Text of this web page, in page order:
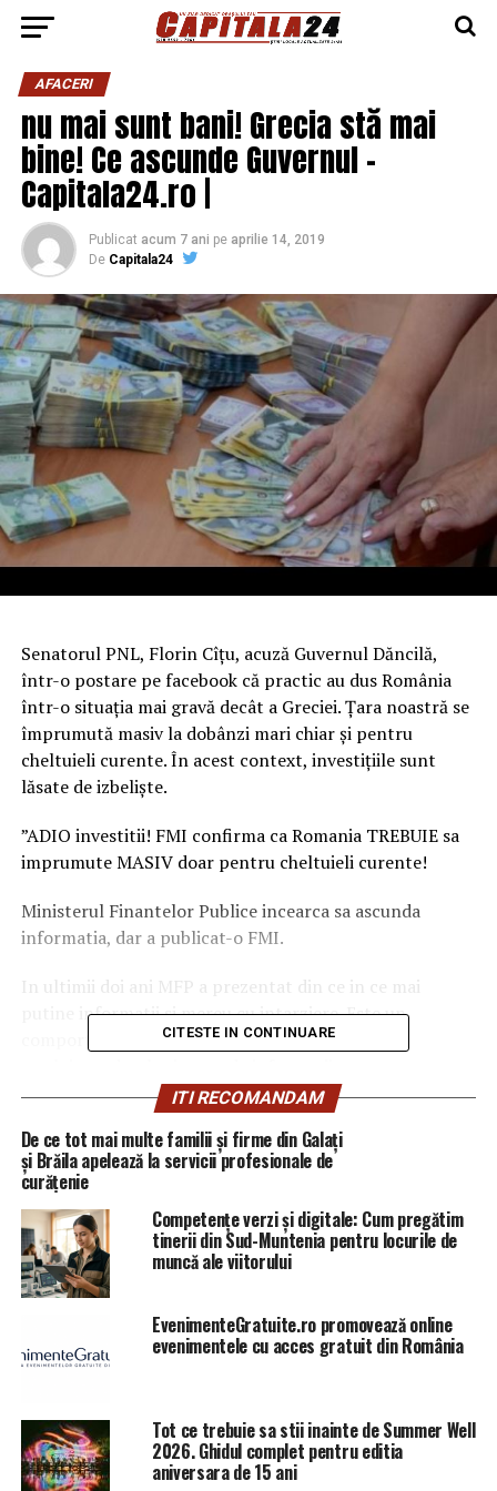
AFACERI
nu mai sunt bani! Grecia stă mai
bine! Ce ascunde Guvernul –
Capitala24.ro |
Publicat acum 7 ani pe aprilie 14, 2019
De Capitala24
Senatorul PNL, Florin Cîțu, acuză Guvernul Dăncilă,
într-o postare pe facebook că practic au dus România
într-o situația mai gravă decât a Greciei. Țara noastră se
împrumută masiv la dobânzi mari chiar și pentru
cheltuieli curente. În acest context, investițiile sunt
lăsate de izbeliște.
”ADIO investitii! FMI confirma ca Romania TREBUIE sa
imprumute MASIV doar pentru cheltuieli curente!
Ministerul Finantelor Publice incearca sa ascunda
informatia, dar a publicat-o FMI.
In ultimii doi ani MFP a prezentat din ce in ce mai
putine informatii si mereu cu intarziere. Este un
comportament normal pentru un guvern care
Functionarii din MFP si CNSP stiu foarte bine ca sunt
partasi la masluirea datelor si distrugerea economiei.
Toti cei responsabili pentru situatia in care a ajuns
Romania astazi, vor plati.
ATENTIE!
Necesarul de finantare al Romaniei in 2018 a ajuns la …
sunteti pregatiti? …. aproximativ 82 miliarde lei. Cu 20
de miliarde lei mai mult decat in 2017.
dublat si triplat fata de decembrie 2016- CELE MAI
MARI DOBANZI DIN UE.
CITESTE IN CONTINUARE
ITI RECOMANDAM
De ce tot mai multe familii și firme din Galați
și Brăila apelează la servicii profesionale de
curățenie
Competențe verzi și digitale: Cum pregătim
tinerii din Sud-Muntenia pentru locurile de
muncă ale viitorului
EvenimenteGratuite.ro promovează online
evenimentele cu acces gratuit din România
Tot ce trebuie sa stii inainte de Summer Well
2026. Ghidul complet pentru editia
aniversara de 15 ani